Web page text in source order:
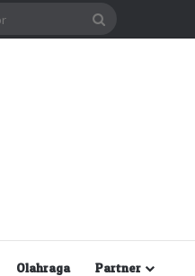
Olahraga Partner